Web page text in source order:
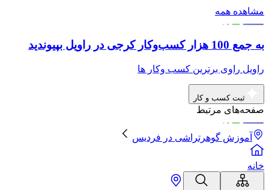
مشاهده همه
به جمع 100 هزار کسب‌وکار کرجی در راویل بپیوندید
راویل راوی برترین کسب وکار ها
ثبت کسب و کار
صفحه‌های مرتبط
آموزش گوهرتراشی در فردیس
خانه